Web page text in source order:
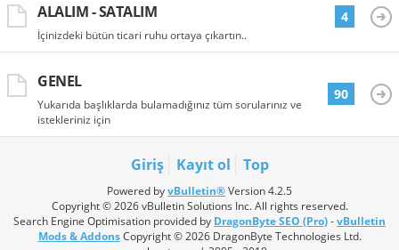
ALALIM - SATALIM
İçinizdeki bütün ticari ruhu ortaya çıkartın..
4
GENEL
Yukarıda başlıklarda bulamadığınız tüm sorularınız ve
istekleriniz için
90
Giriş Kayıt ol Top
Powered byvBulletin®Version 4.2.5
Copyright © 2026 vBulletin Solutions Inc. All rights reserved.
Search Engine Optimisation provided by DragonByte SEO (Pro)-vBulletin
Mods & AddonsCopyright © 2026 DragonByte Technologies Ltd.